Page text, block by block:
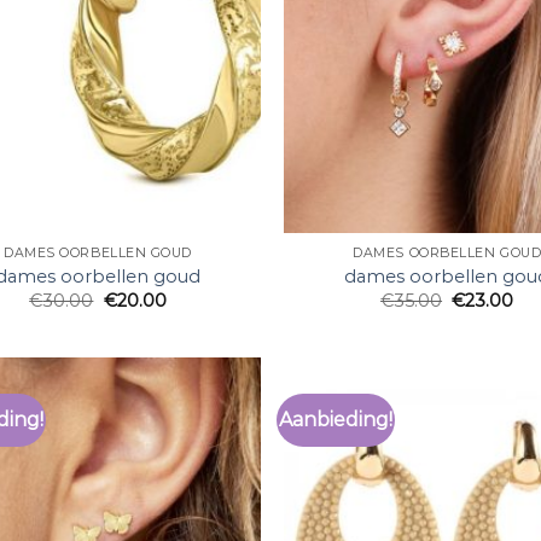
DAMES OORBELLEN GOUD
oorbellen goud
€30.00 €20.00
DAMES OORBELLEN GOUD
dames oorbellen
€35.00 €23.00
Aanbieding!